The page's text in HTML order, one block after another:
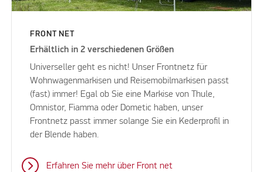
FRONT NET
Erhältlich in 2 verschiedenen Größen
Universeller geht es nicht! Unser Frontnetz für
Wohnwagenmarkisen und Reisemobilmarkisen passt
(fast) immer! Egal ob Sie eine Markise von Thule,
Omnistor, Fiamma oder Dometic haben, unser
Frontnetz passt immer solange Sie ein Kederprofil in
der Blende haben.
Erfahren Sie mehr über Front net